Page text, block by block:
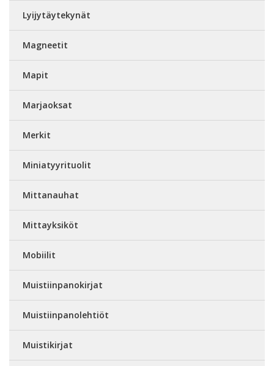
Lyijytäytekynät
Magneetit
Mapit
Marjaoksat
Merkit
Miniatyyrituolit
Mittanauhat
Mittayksiköt
Mobiilit
Muistiinpanokirjat
Muistiinpanolehtiöt
Muistikirjat